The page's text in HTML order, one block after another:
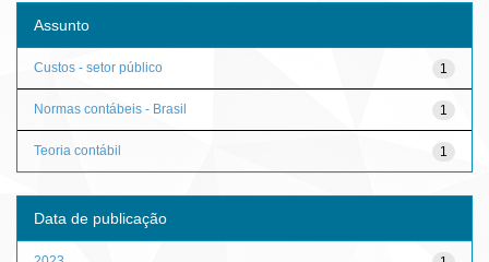
Assunto
1
Custos - setor público
1
Normas contábeis - Brasil
1
Teoria contábil
Data de publicação